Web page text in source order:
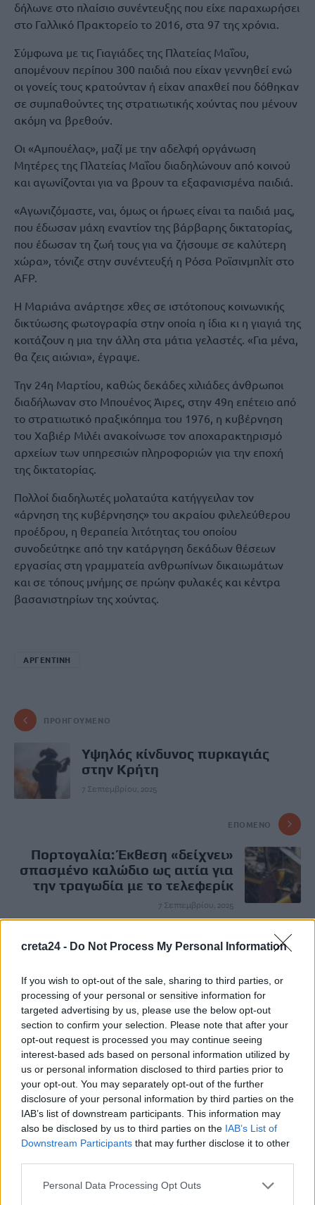
creta24 - Do Not Process My Personal Information
If you wish to opt-out of the sale, sharing to third parties, or
processing of your personal or sensitive information for
targeted advertising by us, please use the below opt-out
section to confirm your selection. Please note that after your
opt-out request is processed you may continue seeing
interest-based ads based on personal information utilized by
us or personal information disclosed to third parties prior to
your opt-out. You may separately opt-out of the further
disclosure of your personal information by third parties on the
IAB’s list of downstream participants. This information may
also be disclosed by us to third parties on the IAB’s List of
Downstream Participants that may further disclose it to other
Personal Data Processing Opt Outs
δήλωνε στο πλαίσιο συνέντευξης που είχε παραχωρήσει
στο Γαλλικό Πρακτορείο το 2016, στα 97 της χρόνια.
Σύμφωνα με τις Γιαγιάδες της Πλατείας Μαΐου,
απομένουν περίπου 300 παιδιά που είχαν γεννηθεί ενώ
οι γονείς τους κρατούνταν ή είχαν απαχθεί που δόθηκαν
σε συμπαθούντες της στρατιωτικής χούντας που μένουν
ακόμη να βρεθούν.
Οι «Αμπουέλας», μαζί με την αδελφή οργάνωση
Μητέρες της Πλατείας Μαΐου διαδηλώνουν από κοινού
και αγωνίζονται για να βρουν τα εξαφανισμένα παιδιά.
«Αγωνιζόμαστε, ναι, όμως οι ήρωες είναι τα παιδιά μας,
που έδωσαν μάχη εναντίον της βάρβαρης δικτατορίας,
που έδωσαν τη ζωή τους για να ζήσουμε σε καλύτερη
χώρα», τόνιζε στην συνέντευξή η Ρόσα Ροϊσινμπλίτ στο
AFP.
Η Μαριάνα ανάρτησε χθες σε ιστότοπους κοινωνικής
δικτύωσης φωτογραφία στην οποία η ίδια κι η γιαγιά της
κοιτάζουν η μια την άλλη στα μάτια γελαστές. «Για μένα,
θα ζεις αιώνια», έγραψε.
Την 24η Μαρτίου, καθώς δεκάδες χιλιάδες άνθρωποι
διαδήλωναν στο Μπουένος Άιρες, στην 49η επέτειο από
το στρατιωτικό πραξικόπημα του 1976, η κυβέρνηση
του Χαβιέρ Μιλέι ανακοίνωσε τον αποχαρακτηρισμό
αρχείων των υπηρεσιών πληροφοριών για την εποχή
της δικτατορίας.
Πολλοί διαδηλωτές μολαταύτα κατήγγειλαν τον
«άρνηση της κυβέρνησης» του ακραίου φιλελεύθερου
προέδρου, η θεραπεία λιτότητας του οποίου
συνοδεύτηκε από την κατάργηση δεκάδων θέσεων
εργασίας στη γραμματεία ανθρωπίνων δικαιωμάτων
και σε τόπους μνήμης σε πρώην φυλακές και κέντρα
βασανιστηρίων της χούντας.
ΑΡΓΕΝΤΙΝΗ
ΠΡΟΗΓΟΎΜΕΝΟ
Υψηλός κίνδυνος πυρκαγιάς
στην Κρήτη
7 Σεπτεμβρίου, 2025
ΕΠΌΜΕΝΟ
Πορτογαλία: Έκθεση «δείχνει»
σπασμένο καλώδιο ως αιτία για
την τραγωδία με το τελεφερίκ
7 Σεπτεμβρίου, 2025
Μην χάνεις είδηση. Βάλε τοCRETA24στην
ΠΡΟΣΘΕΣΕ ΤΟCRETA24ΣΤΗΝ GOOGLE
ΡΟΗ ΕΙΔΗΣΕΩΝ
Ποιες οι απάτητες παραλίες της Ελλάδας – My coast: Πώς θα
κάνετε καταγγελία για παρανομίες
8 Αυγούστου, 2026
Περσείδες: Το εντυπωσιακό φαινόμενο πλησιάζει – Πότε θα
δούμε τη «βροχή» των αστεριών
8 Αυγούστου, 2026